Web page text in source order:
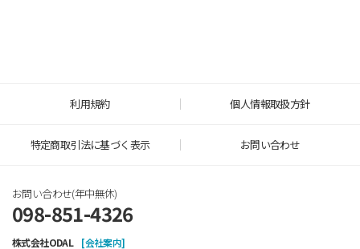
利用規約 個人情報取扱方針
特定商取引法に基づく表示 お問い合わせ
お問い合わせ(年中無休)
098-851-4326
株式会社ODAL [会社案内]